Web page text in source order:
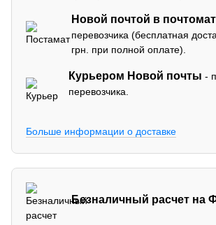
Новой почтой в
перевозчика (бесплатная
грн. при полной оплате).
Курьером Новой почты -
перевозчика.
Больше информации о доставке
Безналичный расчет на